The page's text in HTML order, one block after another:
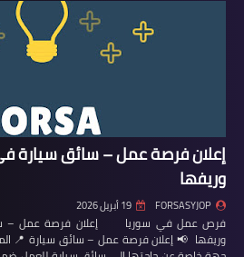
إعلان فرصة عمل – سائق سيارة
وريفها
FORSASYJOP 19 أبريل 2026
فرص عمل في سوريا إعلان فرصة عمل –
وريفها 📢 إعلان فرصة عمل – سائق سيارة 📍